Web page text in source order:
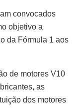
convocados
objetivo a
da Fórmula 1 aos
de motores V10
as
dos motores